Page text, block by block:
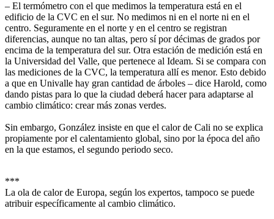
– El termómetro con el que medimos la temperatura está en el
edificio de la CVC en el sur. No medimos ni en el norte ni en el
centro. Seguramente en el norte y en el centro se registran
diferencias, aunque no tan altas, pero sí por décimas de grados por
encima de la temperatura del sur. Otra estación de medición está en
la Universidad del Valle, que pertenece al Ideam. Si se compara con
las mediciones de la CVC, la temperatura allí es menor. Esto debido
a que en Univalle hay gran cantidad de árboles – dice Harold, como
dando pistas para lo que la ciudad deberá hacer para adaptarse al
cambio climático: crear más zonas verdes.
Sin embargo, González insiste en que el calor de Cali no se explica
propiamente por el calentamiento global, sino por la época del año
en la que estamos, el segundo periodo seco.
***
La ola de calor de Europa, según los expertos, tampoco se puede
atribuir específicamente al cambio climático.